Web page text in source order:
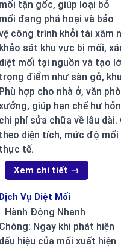
mối tận gốc, giúp loại bỏ
mối đang phá hoại và bảo
công trình khỏi tái xâm
khảo sát khu vực bị mối,
diệt mối tại nguồn và tạo
trọng điểm như sàn gỗ,
Phù hợp cho nhà ở, văn
giúp hạn chế hư
chi phí sửa chữa về lâu
theo diện tích, mức độ mối
thực tế.
Xem chi tiết →
Dịch Vụ Diệt Mối
Hành Động Nhanh
Chóng: Ngay khi phát hiện
dấu hiệu của mối xuất hiện